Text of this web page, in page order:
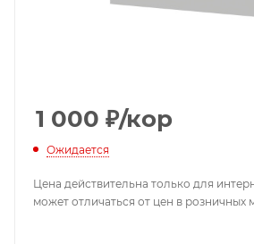
1 000 ₽/кор
Ожидается
Цена действительна только для
может отличаться от цен в розничных